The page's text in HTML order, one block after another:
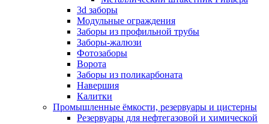
3d заборы
Модульные ограждения
Заборы из профильной трубы
Заборы-жалюзи
Фотозаборы
Ворота
Заборы из поликарбоната
Навершия
Калитки
Промышленные ёмкости, резервуары и цистерны
Резервуары для нефтегазовой и химической